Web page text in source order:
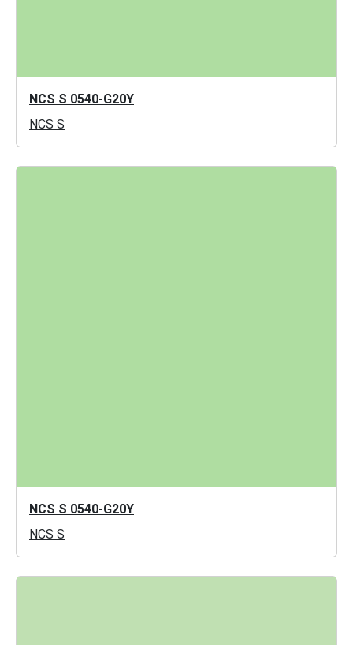
NCS S 0540-G20Y
NCS S
NCS S 0540-G20Y
NCS S